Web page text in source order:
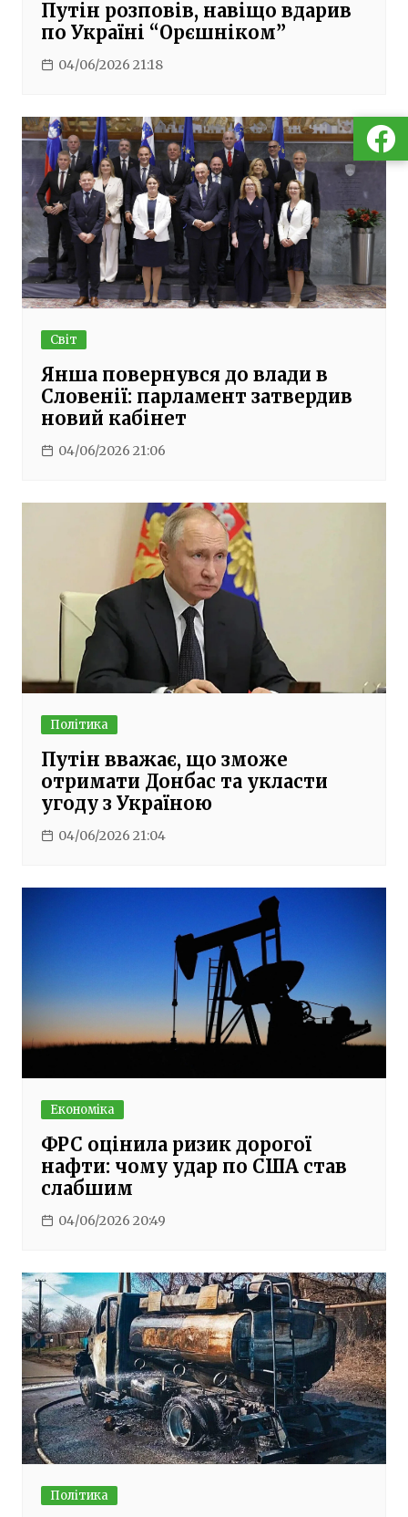
Путін розповів, навіщо вдарив
по Україні “Орєшніком”
04/06/2026 21:18
Світ
Янша повернувся до влади в
Словенії: парламент затвердив
новий кабінет
04/06/2026 21:06
Політика
Путін вважає, що зможе
отримати Донбас та укласти
угоду з Україною
04/06/2026 21:04
Економіка
ФРС оцінила ризик дорогої
нафти: чому удар по США став
слабшим
04/06/2026 20:49
Політика